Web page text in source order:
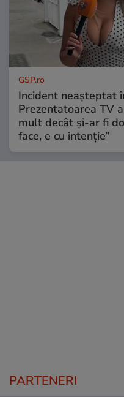
GSP.ro
Incident neașteptat
Prezentatoarea TV
mult decât și-ar fi
face, e cu intenție”
PARTENERI